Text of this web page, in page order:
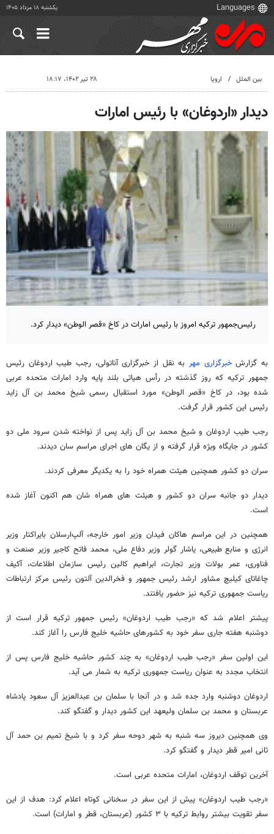
یکشنبه ۱۸ مرداد ۱۴۰۵
بین الملل اروپا ۲۸ تیر ۱۴۰۲، ۱۸:۱۷
دیدار «اردوغان» با رئیس امارات
رئیس‌جمهور ترکیه امروز با رئیس امارات در کاخ «قصر الوطن» دیدار کرد.
به گزارشخبرگزاری مهر به نقل از خبرگزاری آناتولی، رجب طیب اردوغان رئیس
جمهور ترکیه که روز گذشته در رأس هیاتی بلند پایه وارد امارات متحده عربی
شده بود، در کاخ «قصر الوطن» مورد استقبال رسمی شیخ محمد بن آل زاید
رئیس این کشور قرار گرفت.
رجب طیب اردوغان و شیخ محمد بن آل زاید پس از نواخته شدن سرود ملی دو
کشور در جایگاه ویژه قرار گرفته و از یگان‌ های اجرای مراسم سان دیدند.
سران دو کشور همچنین هیئت همراه خود را به یکدیگر معرفی کردند.
دیدار دو جانبه سران دو کشور و هیئت‌ های همراه‌ شان هم اکنون آغاز شده
است.
همچنین در این مراسم هاکان فیدان وزیر امور خارجه، آلپ‌ارسلان بایراکتار وزیر
انرژی و منابع طبیعی، یاشار گولر وزیر دفاع ملی، محمد فاتح کاجیر وزیر صنعت و
فناوری، عمر بولات وزیر تجارت، ابراهیم کالین رئیس سازمان اطلاعات، آکیف
چاغاتای کیلیچ مشاور ارشد رئیس‌ جمهور و فخرالدین آلتون رئیس مرکز ارتباطات
ریاست جمهوری ترکیه نیز حضور یافتند.
پیشتر اعلام شد که «رجب طیب اردوغان» رئیس جمهور ترکیه قرار است از
دوشنبه هفته جاری سفر خود به کشورهای حاشیه خلیج فارس را آغاز کند.
این اولین سفر «رجب طیب اردوغان» به چند کشور حاشیه خلیج فارس پس از
انتخاب مجدد به عنوان ریاست جمهوری ترکیه به شمار می‌ آید.
اردوغان دوشنبه وارد جده شد و در آنجا با سلمان بن عبدالعزیز آل سعود پادشاه
عربستان و محمد بن سلمان ولیعهد این کشور دیدار و گفتگو کند.
وی همچنین دیروز سه شنبه به شهر دوحه سفر کرد و با شیخ تمیم بن حمد آل
ثانی امیر قطر دیدار و گفتگو کرد.
آخرین توقف اردوغان، امارات متحده عربی است.
«رجب طیب اردوغان» پیش از این سفر در سخنانی کوتاه اعلام کرد: هدف از این
سفر تقویت بیشتر روابط ترکیه با ۳ کشور (عربستان، قطر و امارات) است.